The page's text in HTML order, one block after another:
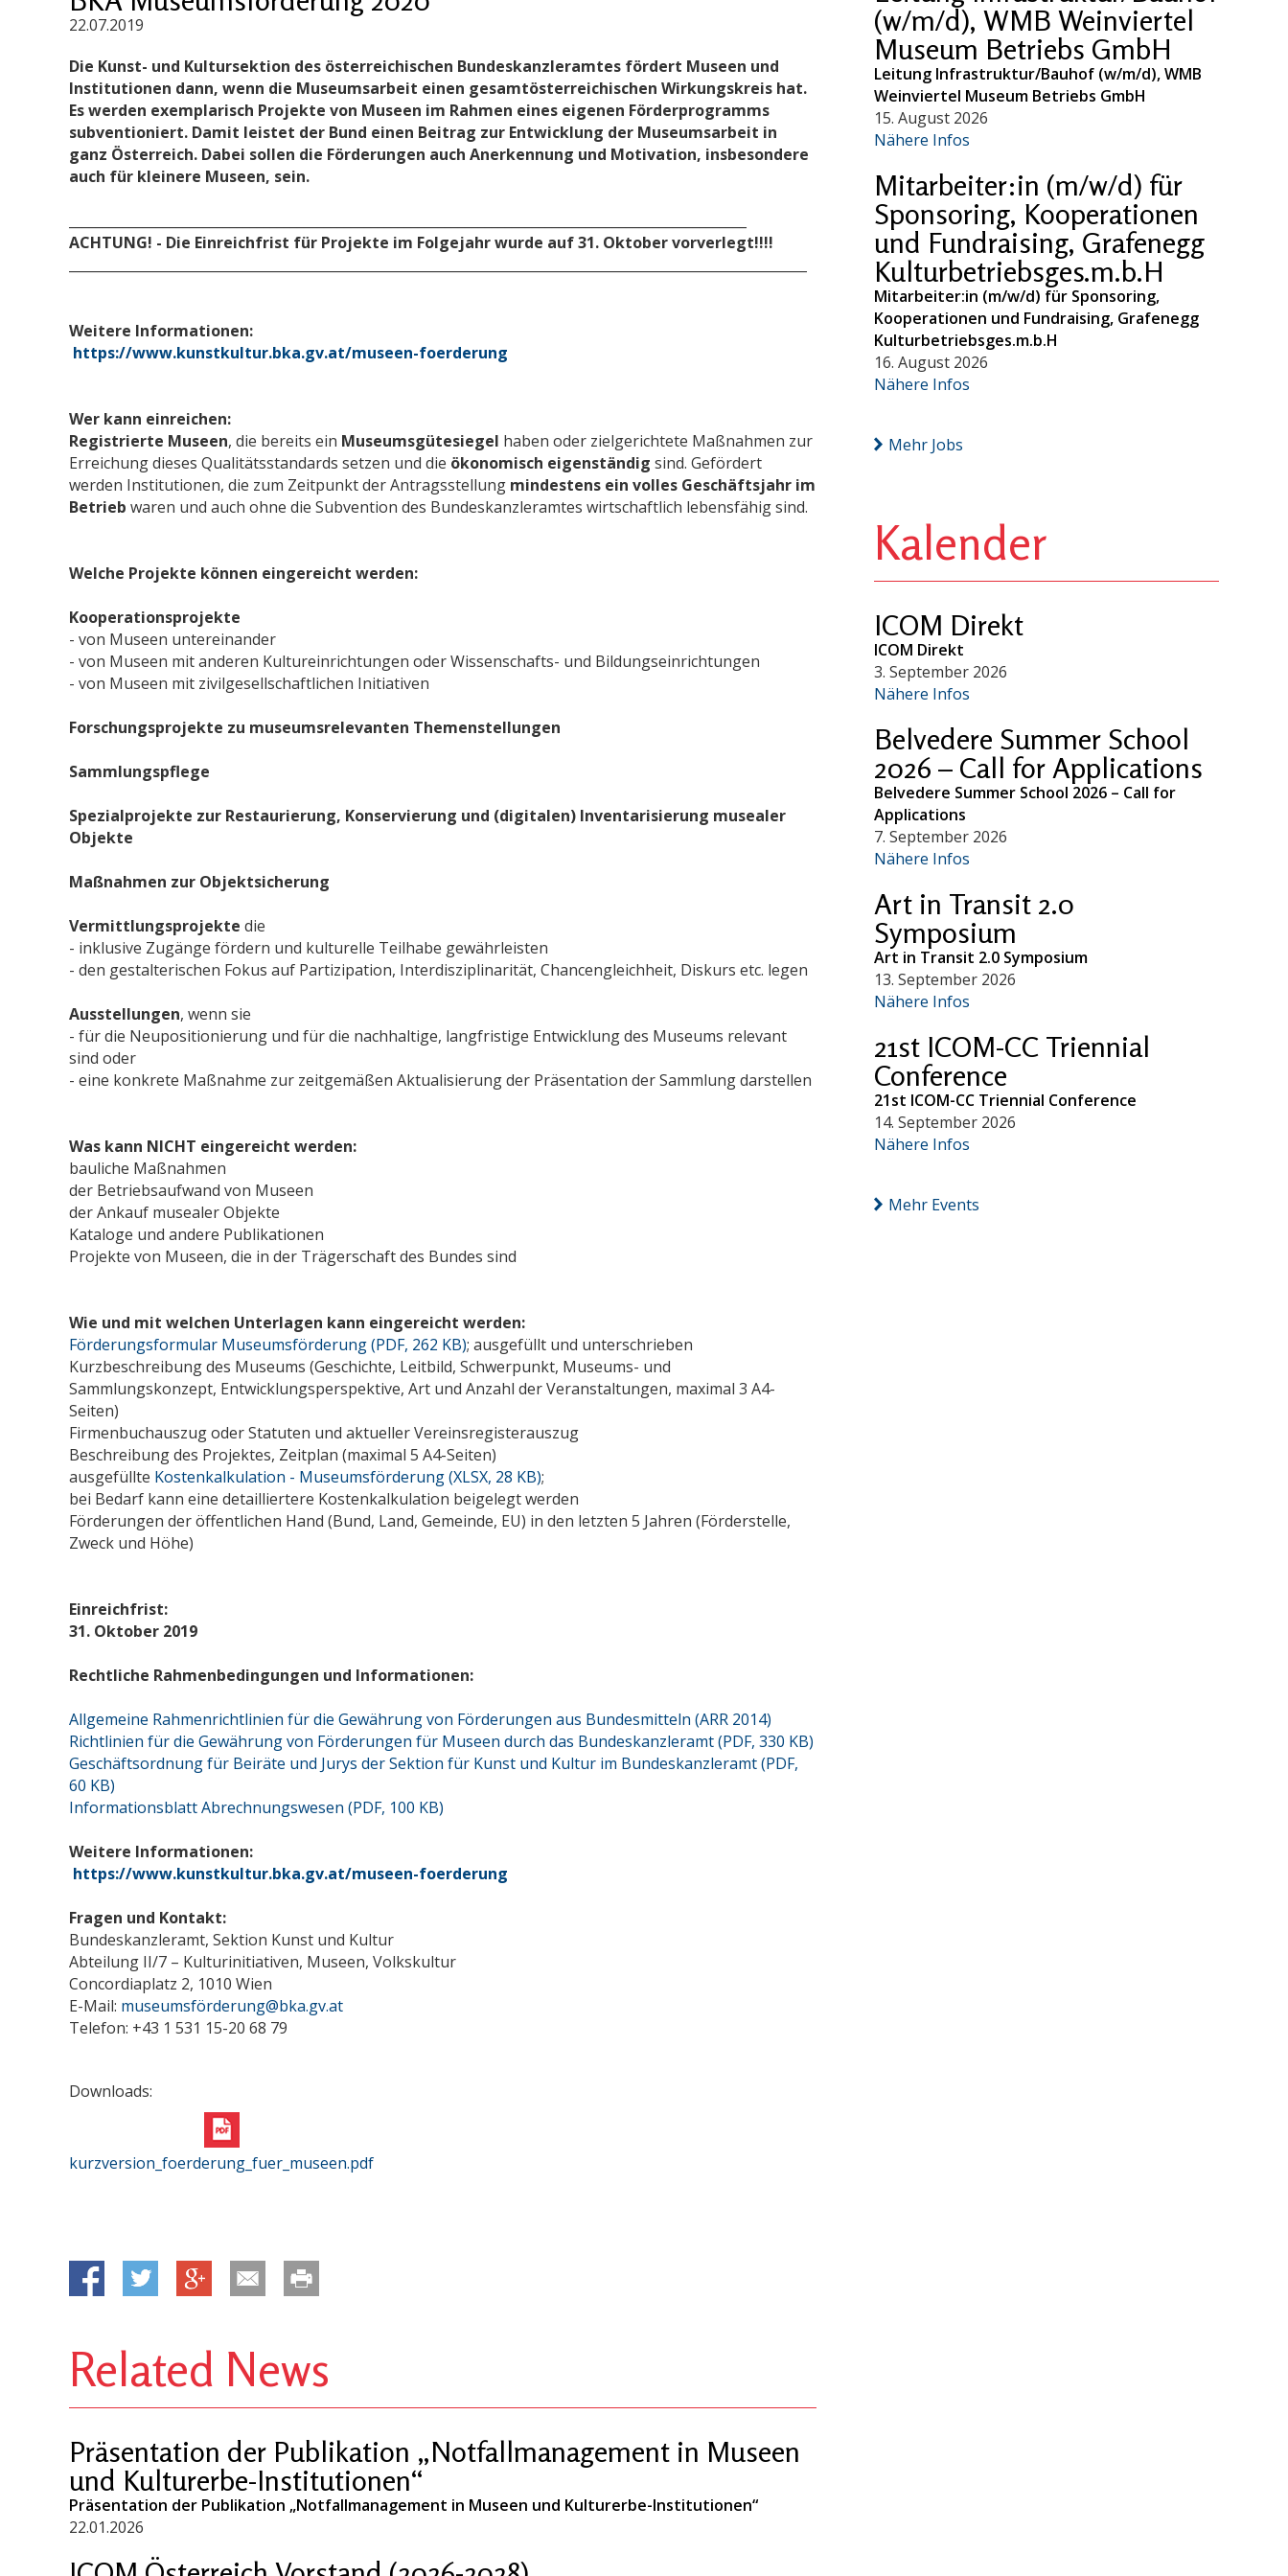
22.07.2019
Die Kunst- und Kultursektion des österreichischen Bundeskanzleramtes fördert Museen und
Institutionen dann, wenn die Museumsarbeit einen gesamtösterreichischen Wirkungskreis hat.
Es werden exemplarisch Projekte von Museen im Rahmen eines eigenen Förderprogramms
subventioniert. Damit leistet der Bund einen Beitrag zur Entwicklung der Museumsarbeit in
ganz Österreich. Dabei sollen die Förderungen auch Anerkennung und Motivation, insbesondere
auch für kleinere Museen, sein.
ACHTUNG! - Die Einreichfrist für Projekte im Folgejahr wurde auf 31. Oktober vorverlegt!!!!
Weitere Informationen:
https://www.kunstkultur.bka.gv.at/museen-foerderung
Wer kann einreichen:
Registrierte Museen, die bereits ein Museumsgütesiegel haben oder zielgerichtete Maßnahmen zur
Erreichung dieses Qualitätsstandards setzen und die ökonomisch eigenständig sind. Gefördert
werden Institutionen, die zum Zeitpunkt der Antragsstellung mindestens ein volles Geschäftsjahr im
Betrieb waren und auch ohne die Subvention des Bundeskanzleramtes wirtschaftlich lebensfähig sind.
Welche Projekte können eingereicht werden:
Kooperationsprojekte
- von Museen untereinander
- von Museen mit anderen Kultureinrichtungen oder Wissenschafts- und Bildungseinrichtungen
- von Museen mit zivilgesellschaftlichen Initiativen
Forschungsprojekte zu museumsrelevanten Themenstellungen
Sammlungspflege
Spezialprojekte zur Restaurierung, Konservierung und (digitalen) Inventarisierung musealer
Objekte
Maßnahmen zur Objektsicherung
Vermittlungsprojekte die
- inklusive Zugänge fördern und kulturelle Teilhabe gewährleisten
- den gestalterischen Fokus auf Partizipation, Interdisziplinarität, Chancengleichheit, Diskurs etc. legen
Ausstellungen, wenn sie
- für die Neupositionierung und für die nachhaltige, langfristige Entwicklung des Museums relevant
sind oder
- eine konkrete Maßnahme zur zeitgemäßen Aktualisierung der Präsentation der Sammlung darstellen
Was kann NICHT eingereicht werden:
bauliche Maßnahmen
der Betriebsaufwand von Museen
der Ankauf musealer Objekte
Kataloge und andere Publikationen
Projekte von Museen, die in der Trägerschaft des Bundes sind
Wie und mit welchen Unterlagen kann eingereicht werden:
Förderungsformular Museumsförderung (PDF, 262 KB); ausgefüllt und unterschrieben
Kurzbeschreibung des Museums (Geschichte, Leitbild, Schwerpunkt, Museums- und
Sammlungskonzept, Entwicklungsperspektive, Art und Anzahl der Veranstaltungen, maximal 3 A4-
Seiten)
Firmenbuchauszug oder Statuten und aktueller Vereinsregisterauszug
Beschreibung des Projektes, Zeitplan (maximal 5 A4-Seiten)
ausgefüllte Kostenkalkulation - Museumsförderung (XLSX, 28 KB);
bei Bedarf kann eine detailliertere Kostenkalkulation beigelegt werden
Förderungen der öffentlichen Hand (Bund, Land, Gemeinde, EU) in den letzten 5 Jahren (Förderstelle,
Zweck und Höhe)
Einreichfrist:
31. Oktober 2019
Rechtliche Rahmenbedingungen und Informationen:
Allgemeine Rahmenrichtlinien für die Gewährung von Förderungen aus Bundesmitteln (ARR 2014)
Richtlinien für die Gewährung von Förderungen für Museen durch das Bundeskanzleramt (PDF, 330 KB)
Geschäftsordnung für Beiräte und Jurys der Sektion für Kunst und Kultur im Bundeskanzleramt (PDF,
60 KB)
Informationsblatt Abrechnungswesen (PDF, 100 KB)
Weitere Informationen:
https://www.kunstkultur.bka.gv.at/museen-foerderung
Fragen und Kontakt:
Bundeskanzleramt, Sektion Kunst und Kultur
Abteilung II/7 – Kulturinitiativen, Museen, Volkskultur
Concordiaplatz 2, 1010 Wien
E-Mail: museumsförderung@bka.gv.at
Telefon: +43 1 531 15-20 68 79
Downloads:
kurzversion_foerderung_fuer_museen.pdf
Related News
Präsentation der Publikation „Notfallmanagement in Museen
und Kulturerbe-Institutionen“
Präsentation der Publikation „Notfallmanagement in Museen und Kulturerbe-Institutionen“
22.01.2026
(w/m/d), WMB Weinviertel
Museum Betriebs GmbH
Leitung Infrastruktur/Bauhof (w/m/d), WMB
Weinviertel Museum Betriebs GmbH
15. August 2026
Nähere Infos
Mitarbeiter:in (m/w/d) für
Sponsoring, Kooperationen
und Fundraising, Grafenegg
Kulturbetriebsges.m.b.H
Mitarbeiter:in (m/w/d) für Sponsoring,
Kooperationen und Fundraising, Grafenegg
Kulturbetriebsges.m.b.H
16. August 2026
Nähere Infos
Mehr Jobs
Kalender
ICOM Direkt
ICOM Direkt
3. September 2026
Nähere Infos
Belvedere Summer School
2026 – Call for Applications
Belvedere Summer School 2026 – Call for
Applications
7. September 2026
Nähere Infos
Art in Transit 2.0
Symposium
Art in Transit 2.0 Symposium
13. September 2026
Nähere Infos
21st ICOM-CC Triennial
Conference
21st ICOM-CC Triennial Conference
14. September 2026
Nähere Infos
Mehr Events